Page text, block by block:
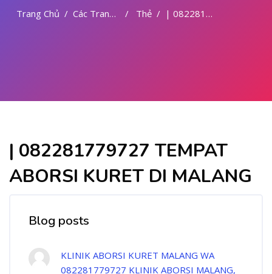
Trang Chủ Các Trang Của Hệ Thống Thẻ | 082281779727 TEMPAT ABORSI KURET DI MALANG
| 082281779727 TEMPAT
ABORSI KURET DI MALANG
Blog posts
KLINIK ABORSI KURET MALANG WA
082281779727 KLINIK ABORSI MALANG,